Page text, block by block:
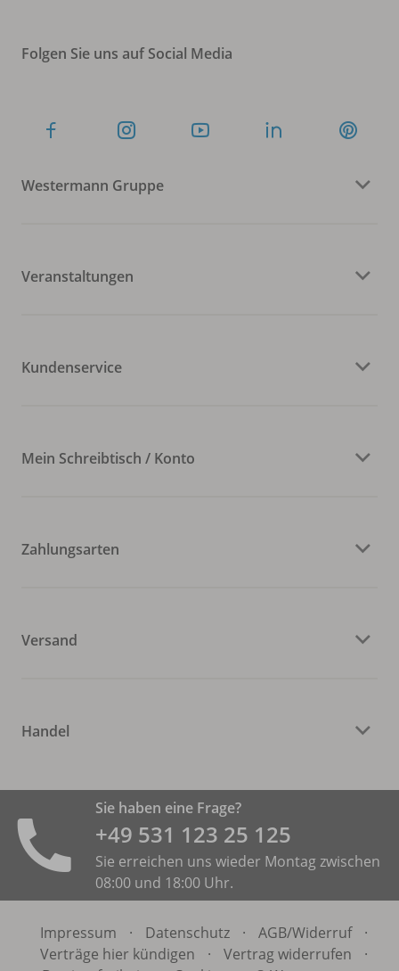
Folgen Sie uns auf Social Media
Westermann Gruppe
Veranstaltungen
Kundenservice
Mein Schreibtisch / Konto
Zahlungsarten
Versand
Handel
Sie haben eine Frage?
+49 531 ­123 25 125
Sie erreichen uns wieder Montag zwischen
08:00 und 18:00 Uhr.
Impressum · Datenschutz · AGB/Widerruf
·
Verträge hier kündigen
· Vertrag widerrufen
·